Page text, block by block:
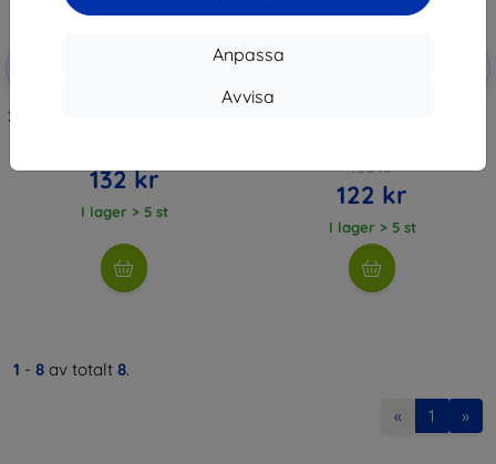
Anpassa
Avvisa
EXTRA10
3MK FlexibleGlass Motorola Moto
132 kr
I lager > 5 st
-10%
136 kr
122 kr
I lager > 5 st
1 - 8 av totalt 8.
« 1 »